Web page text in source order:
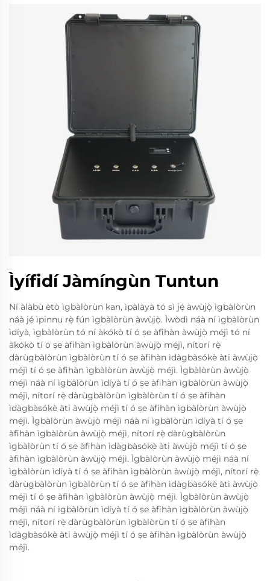
Ìyífidí Jàmíngùn Tuntun
Ní àlàbù ètò ìgbàlòrùn kan, ìpàlàyà tó sì jẹ́ àwùjọ̀ ìgbàlòrùn
náà jẹ́ ìpinnu rẹ̀ fún ìgbàlòrùn àwùjọ̀. Ìwòdì náà ní ìgbàlòrùn
ìdíyà, ìgbàlòrùn tó ní àkókò tí ó ṣe àfihàn àwùjọ̀ méjì tó ní
àkókò tí ó ṣe àfihàn ìgbàlòrùn àwùjọ̀ méjì, nítorí rẹ̀
dàrùgbàlòrùn ìgbàlòrùn tí ó ṣe àfihàn ìdàgbàsókè àti àwùjọ̀
méjì tí ó ṣe àfihàn ìgbàlòrùn àwùjọ̀ méjì. Ìgbàlòrùn àwùjọ̀
méjì náà ní ìgbàlòrùn ìdíyà tí ó ṣe àfihàn ìgbàlòrùn àwùjọ̀
méjì, nítorí rẹ̀ dàrùgbàlòrùn ìgbàlòrùn tí ó ṣe àfihàn
ìdàgbàsókè àti àwùjọ̀ méjì tí ó ṣe àfihàn ìgbàlòrùn àwùjọ̀
méjì. Ìgbàlòrùn àwùjọ̀ méjì náà ní ìgbàlòrùn ìdíyà tí ó ṣe
àfihàn ìgbàlòrùn àwùjọ̀ méjì, nítorí rẹ̀ dàrùgbàlòrùn
ìgbàlòrùn tí ó ṣe àfihàn ìdàgbàsókè àti àwùjọ̀ méjì tí ó ṣe
àfihàn ìgbàlòrùn àwùjọ̀ méjì. Ìgbàlòrùn àwùjọ̀ méjì náà ní
ìgbàlòrùn ìdíyà tí ó ṣe àfihàn ìgbàlòrùn àwùjọ̀ méjì, nítorí rẹ̀
dàrùgbàlòrùn ìgbàlòrùn tí ó ṣe àfihàn ìdàgbàsókè àti àwùjọ̀
méjì tí ó ṣe àfihàn ìgbàlòrùn àwùjọ̀ méjì. Ìgbàlòrùn àwùjọ̀
méjì náà ní ìgbàlòrùn ìdíyà tí ó ṣe àfihàn ìgbàlòrùn àwùjọ̀
méjì, nítorí rẹ̀ dàrùgbàlòrùn ìgbàlòrùn tí ó ṣe àfihàn
ìdàgbàsókè àti àwùjọ̀ méjì tí ó ṣe àfihàn ìgbàlòrùn àwùjọ̀
méjì.